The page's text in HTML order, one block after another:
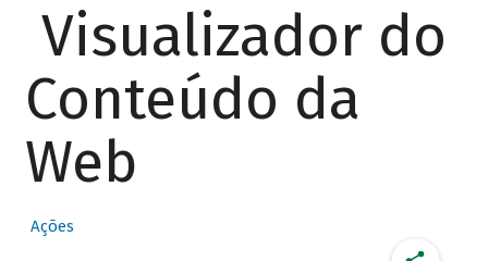
Visualizador do
Conteúdo da
Web
Ações